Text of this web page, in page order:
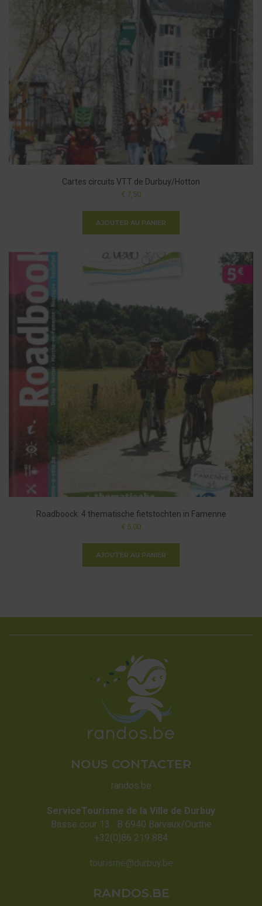
Cartes circuits VTT de Durbuy/Hotton
€ 7,50
AJOUTER AU PANIER
Roadboock: 4 thematische fietstochten in Famenne
€ 5,00
AJOUTER AU PANIER
NOUS CONTACTER
randos.be
ServiceTourisme de la Ville de Durbuy
Basse cour 13 B 6940 Barvaux/Ourthe
+32(0)86 219 884
tourisme@durbuy.be
RANDOS.BE